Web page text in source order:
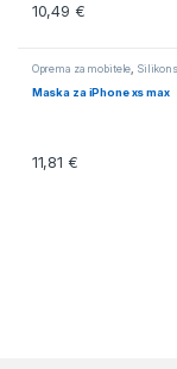
10,49 €
Oprema za mobitele
Maska za iPhone xs max
11,81 €